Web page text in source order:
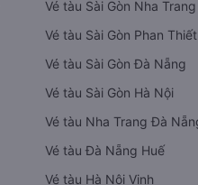
Vé tàu Sài Gòn Nha Trang
Vé tàu Sài Gòn Phan Thiết
Vé tàu Sài Gòn Đà Nẵng
Vé tàu Sài Gòn Hà Nội
Vé tàu Nha Trang Đà
Vé tàu Đà Nẵng Huế
Vé tàu Hà Nội Vinh